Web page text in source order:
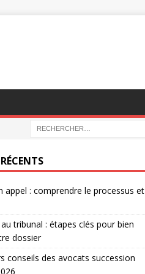
appel : comprendre le processus et
tribunal : étapes clés pour bien
dossier
conseils des avocats succession